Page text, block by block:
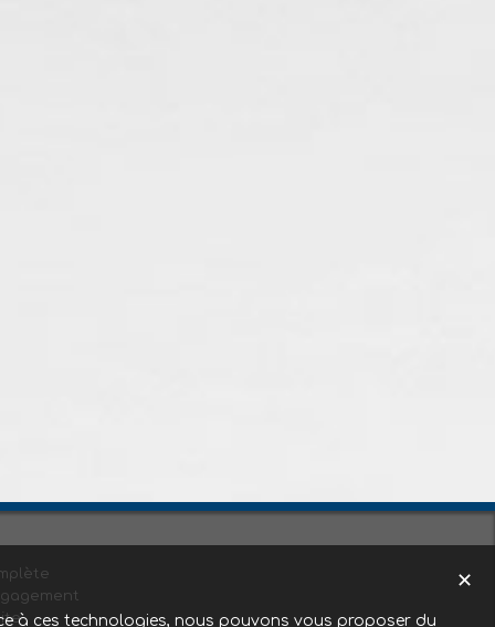
✕
à ces technologies, nous pouvons vous proposer du